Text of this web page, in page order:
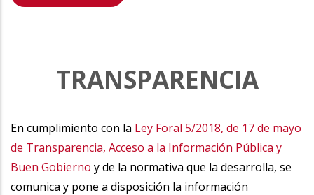
TRANSPARENCIA
En cumplimiento con la Ley Foral 5/2018, de 17 de mayo
de Transparencia, Acceso a la Información Pública y
Buen Gobierno y de la normativa que la desarrolla, se
comunica y pone a disposición la información